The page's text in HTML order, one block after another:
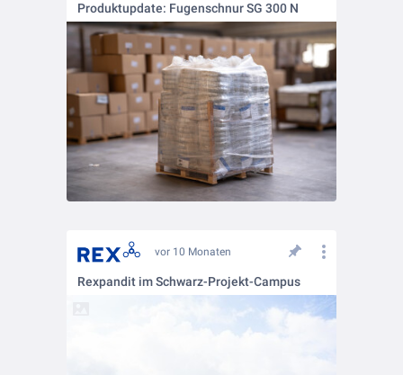
Produktupdate: Fugenschnur SG 300 N
vor 10 Monaten
Rexpandit im Schwarz-Projekt-Campus